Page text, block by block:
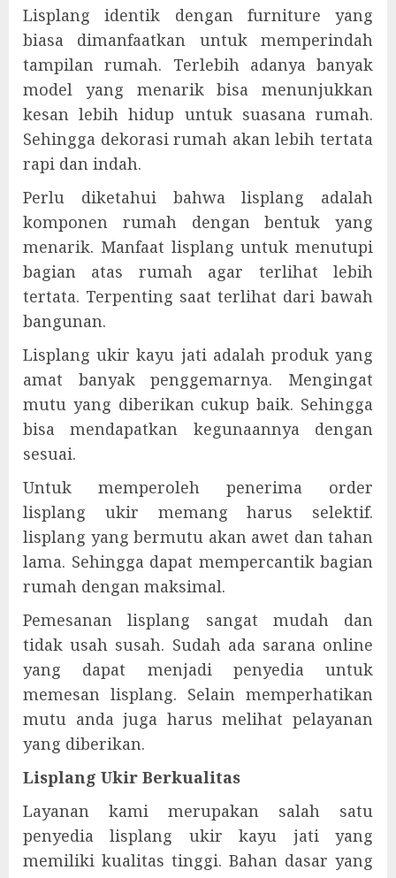
Lisplang identik dengan furniture yang
biasa dimanfaatkan untuk memperindah
tampilan rumah. Terlebih adanya banyak
model yang menarik bisa menunjukkan
kesan lebih hidup untuk suasana rumah.
Sehingga dekorasi rumah akan lebih tertata
rapi dan indah.
Perlu diketahui bahwa lisplang adalah
komponen rumah dengan bentuk yang
menarik. Manfaat lisplang untuk menutupi
bagian atas rumah agar terlihat lebih
tertata. Terpenting saat terlihat dari bawah
bangunan.
Lisplang ukir kayu jati adalah produk yang
amat banyak penggemarnya. Mengingat
mutu yang diberikan cukup baik. Sehingga
bisa mendapatkan kegunaannya dengan
sesuai.
Untuk memperoleh penerima order
lisplang ukir memang harus selektif.
lisplang yang bermutu akan awet dan tahan
lama. Sehingga dapat mempercantik bagian
rumah dengan maksimal.
Pemesanan lisplang sangat mudah dan
tidak usah susah. Sudah ada sarana online
yang dapat menjadi penyedia untuk
memesan lisplang. Selain memperhatikan
mutu anda juga harus melihat pelayanan
yang diberikan.
Lisplang Ukir Berkualitas
Layanan kami merupakan salah satu
penyedia lisplang ukir kayu jati yang
memiliki kualitas tinggi. Bahan dasar yang